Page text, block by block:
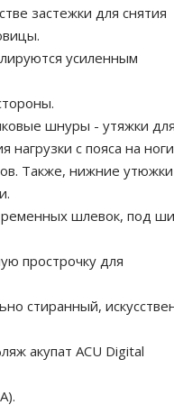
застежки для снятия
усиленным
шнуры - утяжки
нагрузки с пояса на
Также, нижние утюжки
шлевок, под
прострочку для
стиранный,
акупат ACU Digital